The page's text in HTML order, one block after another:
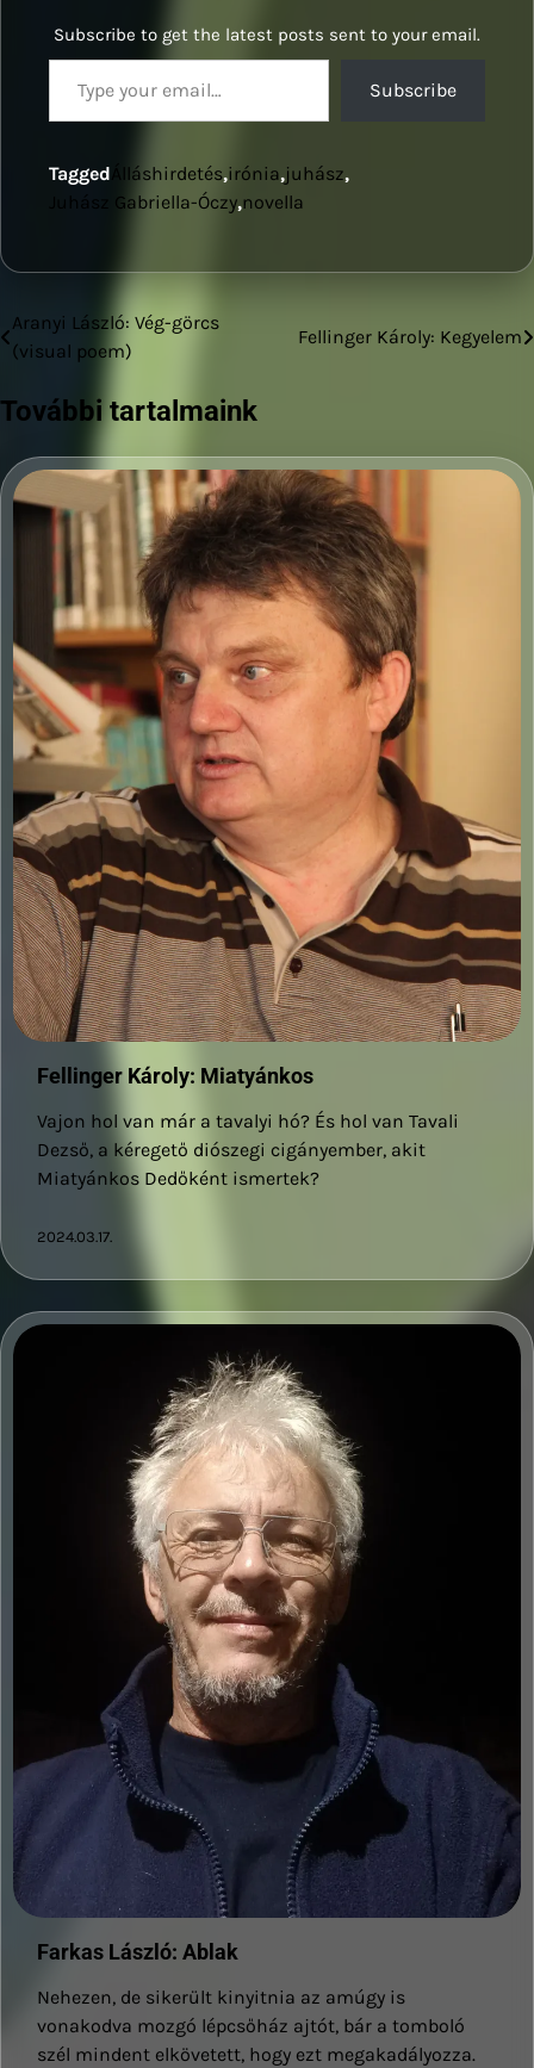
Subscribe to get the latest posts sent to your email.
Type your email…
Subscribe
Tagged Álláshirdetés,irónia,juhász,
Juhász Gabriella-Óczy,novella
Bejegyzés
navigáció
Aranyi László: Vég-görcs
(visual poem)
Fellinger Károly: Kegyelem
További tartalmaink
Fellinger Károly: Miatyánkos
Vajon hol van már a tavalyi hó? És hol van Tavali
Dezső, a kéregető diószegi cigányember, akit
Miatyánkos Dedőként ismertek?
2024.03.17.
Farkas László: Ablak
Nehezen, de sikerült kinyitnia az amúgy is
vonakodva mozgó lépcsőház ajtót, bár a tomboló
szél mindent elkövetett, hogy ezt megakadályozza.